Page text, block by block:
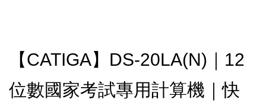
【CATIGA】DS-20LA(N)｜12
位數國家考試專用計算機｜快